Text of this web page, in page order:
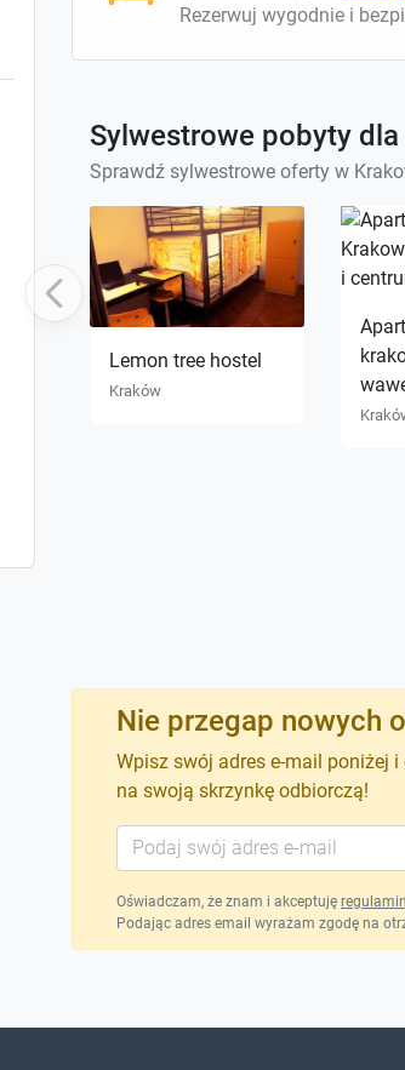
Rezerwuj wygodnie i
Sylwestrowe pobyty
Sprawdź sylwestrowe oferty w
Previous
Lemon tree hostel
Kraków
Nie przegap nowych
Wpisz swój adres e-mail poniżej
na swoją skrzynkę odbiorczą!
Oświadczam, że znam i akceptuję regulamin
Podając adres email wyrażam zgodę na